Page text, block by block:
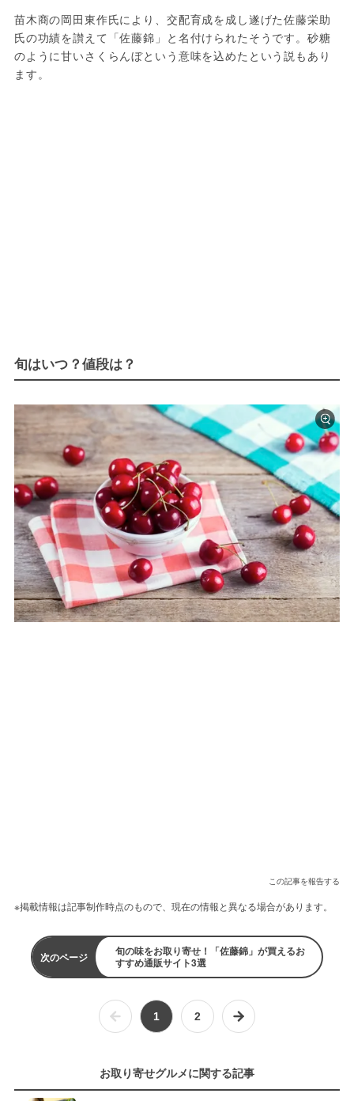
苗木商の岡田東作氏により、交配育成を成し遂げた佐藤栄助
氏の功績を讃えて「佐藤錦」と名付けられたそうです。砂糖
のように甘いさくらんぼという意味を込めたという説もあり
ます。
旬はいつ？値段は？
この記事を報告する
※掲載情報は記事制作時点のもので、現在の情報と異なる場合があります。
次のページ
旬の味をお取り寄せ！「佐藤錦」が買えるお
すすめ通販サイト3選
1 2
お取り寄せグルメに関する記事